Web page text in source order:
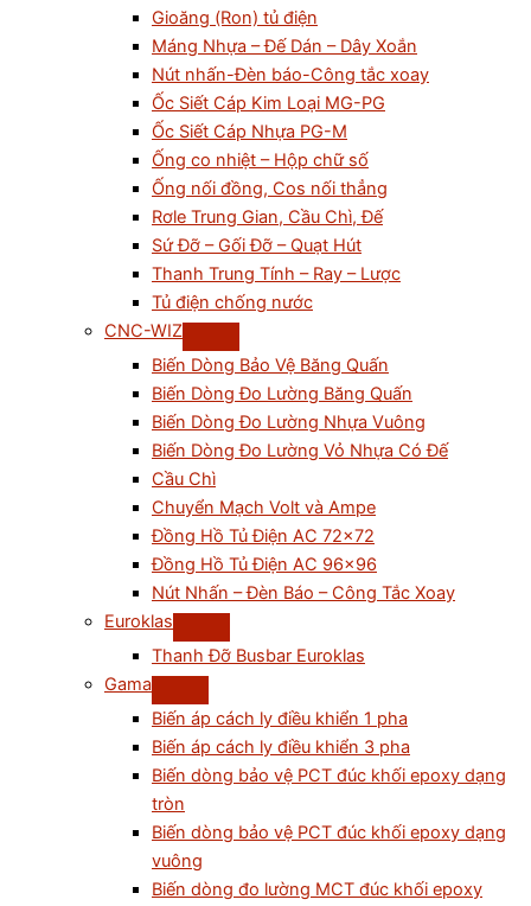
Gioăng (Ron) tủ điện
Máng Nhựa – Đế Dán – Dây Xoắn
Nút nhấn-Đèn báo-Công tắc xoay
Ốc Siết Cáp Kim Loại MG-PG
Ốc Siết Cáp Nhựa PG-M
Ống co nhiệt – Hộp chữ số
Ống nối đồng, Cos nối thẳng
Rơle Trung Gian, Cầu Chì, Đế
Sứ Đỡ – Gối Đỡ – Quạt Hút
Thanh Trung Tính – Ray – Lược
Tủ điện chống nước
CNC-WIZ
Biến Dòng Bảo Vệ Băng Quấn
Biến Dòng Đo Lường Băng Quấn
Biến Dòng Đo Lường Nhựa Vuông
Biến Dòng Đo Lường Vỏ Nhựa Có Đế
Cầu Chì
Chuyển Mạch Volt và Ampe
Đồng Hồ Tủ Điện AC 72×72
Đồng Hồ Tủ Điện AC 96×96
Nút Nhấn – Đèn Báo – Công Tắc Xoay
Euroklas
Thanh Đỡ Busbar Euroklas
Gama
Biến áp cách ly điều khiển 1 pha
Biến áp cách ly điều khiển 3 pha
Biến dòng bảo vệ PCT đúc khối epoxy dạng
tròn
Biến dòng bảo vệ PCT đúc khối epoxy dạng
vuông
Biến dòng đo lường MCT đúc khối epoxy